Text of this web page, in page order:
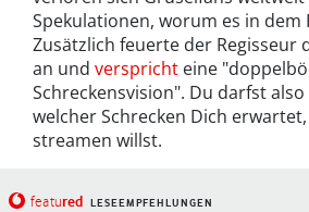
Spekulationen, worum es in dem
Zusätzlich feuerte der Regisseur
an und verspricht eine
Schreckensvision". Du darfst
welcher Schrecken Dich
streamen willst.
featured LESEEMPFEHLUNGEN